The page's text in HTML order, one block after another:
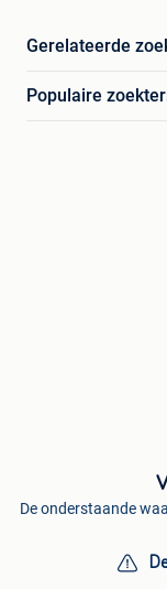
Gerelateerde
Populaire
De onderstaande